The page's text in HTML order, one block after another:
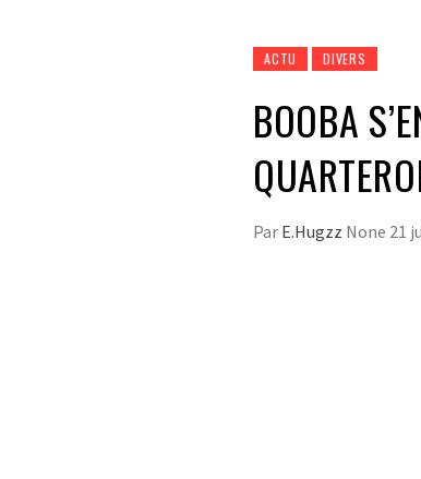
ACTU DIVERS
BOOBA
Par E.Hugzz None 21